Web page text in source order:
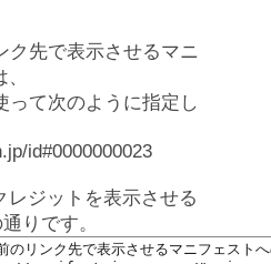
ク先で表示させるマニ
って次のように指定し
id#0000000023
レジットを表示させる
りです。